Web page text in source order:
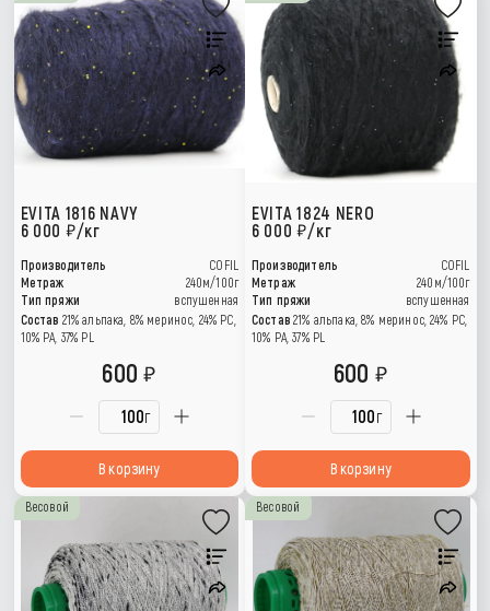
EVITA 1816 NAVY
6 000
/кг
Производитель
COFIL
Метраж
240м/100г
Тип пряжи
вспушенная
Состав 21% альпака, 8% меринос, 24% PC,
10% PA, 37% PL
г
600
В корзину
EVITA 1824 NERO
6 000 /кг
Производитель
COFIL
Метраж
240м/100г
Тип пряжи
вспушенная
Состав 21% альпака, 8% меринос, 24% PC,
10% PA, 37% PL
г
600
В корзину
Весовой Весовой